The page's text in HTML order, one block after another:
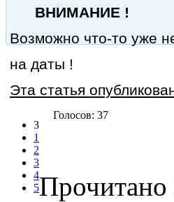
ВНИМАНИЕ !
Возможно что-то уже
на даты !
Эта статья
3
1
2
3
4
5
Голосов: 37
Прочитано